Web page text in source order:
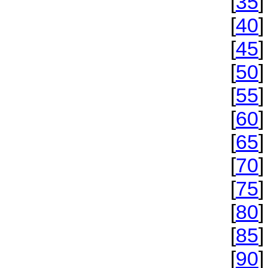
[40]
[45]
[50]
[55]
[60]
[65]
[70]
[75]
[80]
[85]
[90]